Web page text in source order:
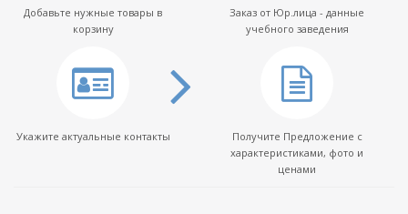
Добавьте нужные товары в
корзину
Заказ от Юр.лица - данные
учебного заведения
Укажите актуальные контакты
Получите Предложение с
характеристиками, фото и
ценами